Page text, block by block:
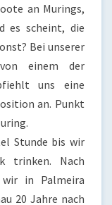
an Murings,
es scheint, die
Bei unserer
einem der
uns eine
an. Punkt
Stunde bis wir
trinken. Nach
in Palmeira
20 Jahre nach